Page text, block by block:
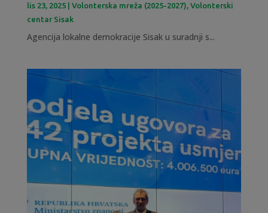
lis 23, 2025| Volonterska mreža (2025-2027) Volonterski
centar Sisak
Agencija lokalne demokracije Sisak u suradnji s...